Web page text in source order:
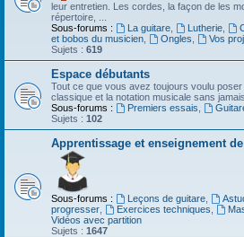
leur entretien. Les cordes, la façon de les
répertoire, ...
Sous-forums :
La guitare, Lutherie,
et bobos du musicien
Ongles
Vos
Sujets : 619
Espace débutants
Tout ce que vous avez toujours voulu
classique et la notation musicale sans
Sous-forums :
Premiers essais
Sujets : 102
Apprentissage et enseignement
Sous-forums : Leçons de guitare,
progresser
Exercices techniques
Vidéos avec partition
Sujets : 1647